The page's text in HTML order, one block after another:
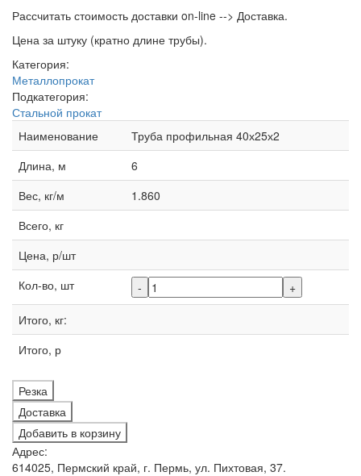
Рассчитать стоимость доставки on-line --> Доставка.
Цена за штуку (кратно длине трубы).
Категория:
Металлопрокат
Подкатегория:
Стальной прокат
Наименование
Труба профильная 40х25х2
Длина, м
6
Вес, кг/м
1.860
Всего, кг
Цена, р/шт
Кол-во, шт
-
+
Итого, кг:
Итого, р
Резка
Доставка
Добавить в корзину
Адрес:
614025, Пермский край, г. Пермь, ул. Пихтовая, 37.